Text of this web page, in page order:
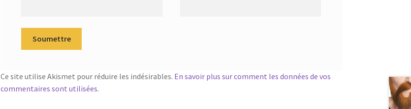
Ce site utilise Akismet pour réduire les indésirables. En savoir plus sur comment les données de vos
commentaires sont utilisées.